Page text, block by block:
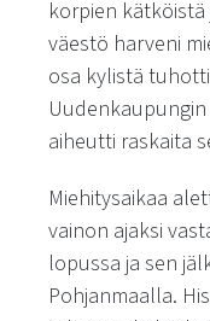
korpien
väestö harveni
osa kylistä
aiheutti raskaita
Miehitysaikaa
vainon ajaksi
lopussa ja sen
Pohjanmaalla.